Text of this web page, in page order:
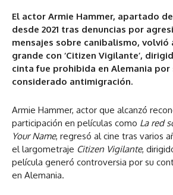
El actor Armie Hammer, apartado
desde 2021 tras denuncias por
mensajes sobre canibalismo, volvió
grande con ‘Citizen Vigilante’,
cinta fue prohibida en Alemania
considerado antimigración.
Armie Hammer, actor que alcanzó
participación en películas como La red
Your Name, regresó al cine tras varios
el largometraje Citizen Vigilante,
película generó controversia por su
en Alemania.